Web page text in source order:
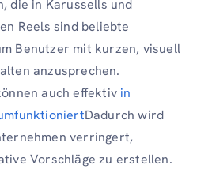
die in Karussells und
Reels sind beliebte
Benutzer mit kurzen, visuell
anzusprechen.
auch effektiv in
Dadurch wird
verringert,
Vorschläge zu erstellen.